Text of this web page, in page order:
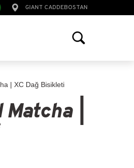
GIANT CADDEBOSTAN
| XC Dağ Bisikleti
|